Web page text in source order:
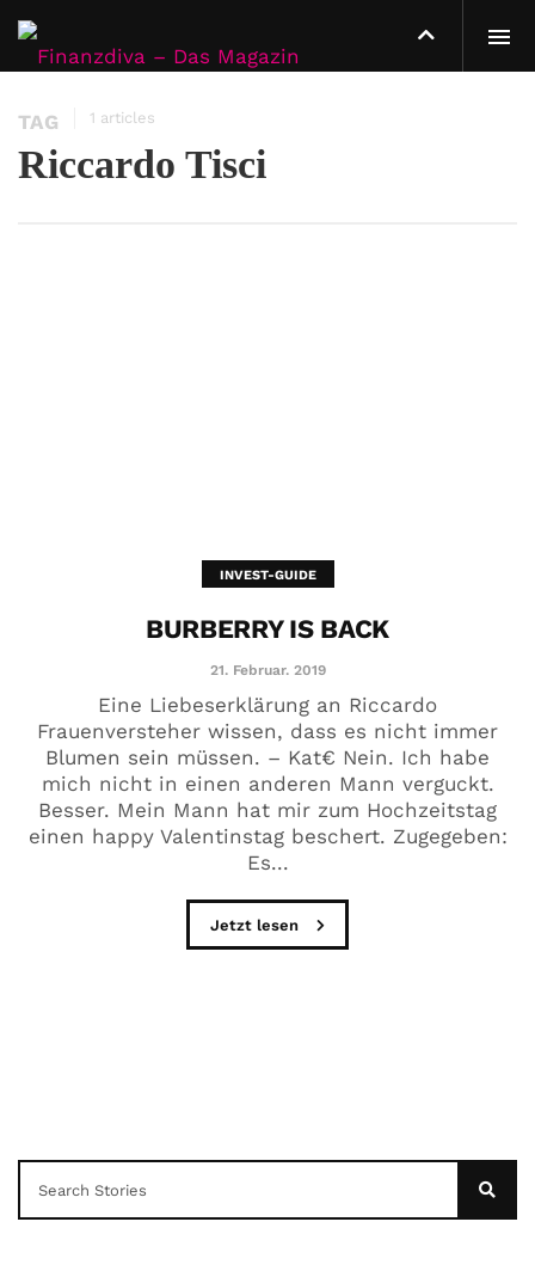
TAG 1 articles
Riccardo Tisci
INVEST-GUIDE
BURBERRY IS BACK
21. Februar. 2019
Eine Liebeserklärung an Riccardo
Frauenversteher wissen, dass es nicht immer
Blumen sein müssen. – Kat€ Nein. Ich habe
mich nicht in einen anderen Mann verguckt.
Besser. Mein Mann hat mir zum Hochzeitstag
einen happy Valentinstag beschert. Zugegeben:
Es...
Jetzt lesen